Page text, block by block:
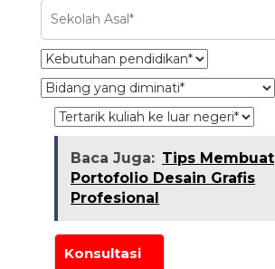
Baca Juga: Tips Membuat
Portofolio Desain Grafis
Profesional